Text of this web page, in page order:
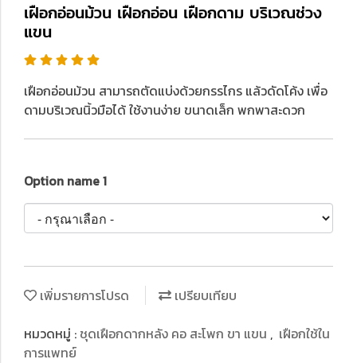
เฝือกอ่อนม้วน เฝือกอ่อน เฝือกดาม บริเวณช่วง
แขน
เฝือกอ่อนม้วน สามารถตัดแบ่งด้วยกรรไกร แล้วดัดโค้ง เพื่อ
ดามบริเวณนิ้วมือได้ ใช้งานง่าย ขนาดเล็ก พกพาสะดวก
Option name 1
เพิ่มรายการโปรด
เปรียบเทียบ
หมวดหมู่ : ชุดเฝือกดากหลัง คอ สะโพก ขา แขน , เฝือกใช้ใน
การแพทย์